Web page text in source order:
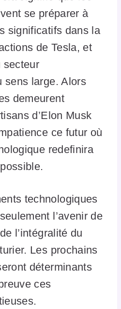
se préparer à
significatifs dans la
de Tesla, et
secteur
sens large. Alors
demeurent
d’Elon Musk
ce futur où
redefinira
technologiques
l’avenir de
l’intégralité du
Les prochains
déterminants
ces